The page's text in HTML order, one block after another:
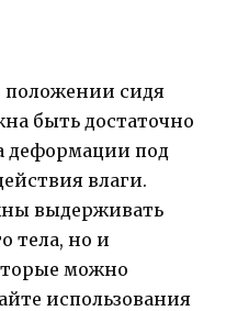
положении сидя
быть достаточно
деформации под
влаги.
выдерживать
тела, но и
можно
использования